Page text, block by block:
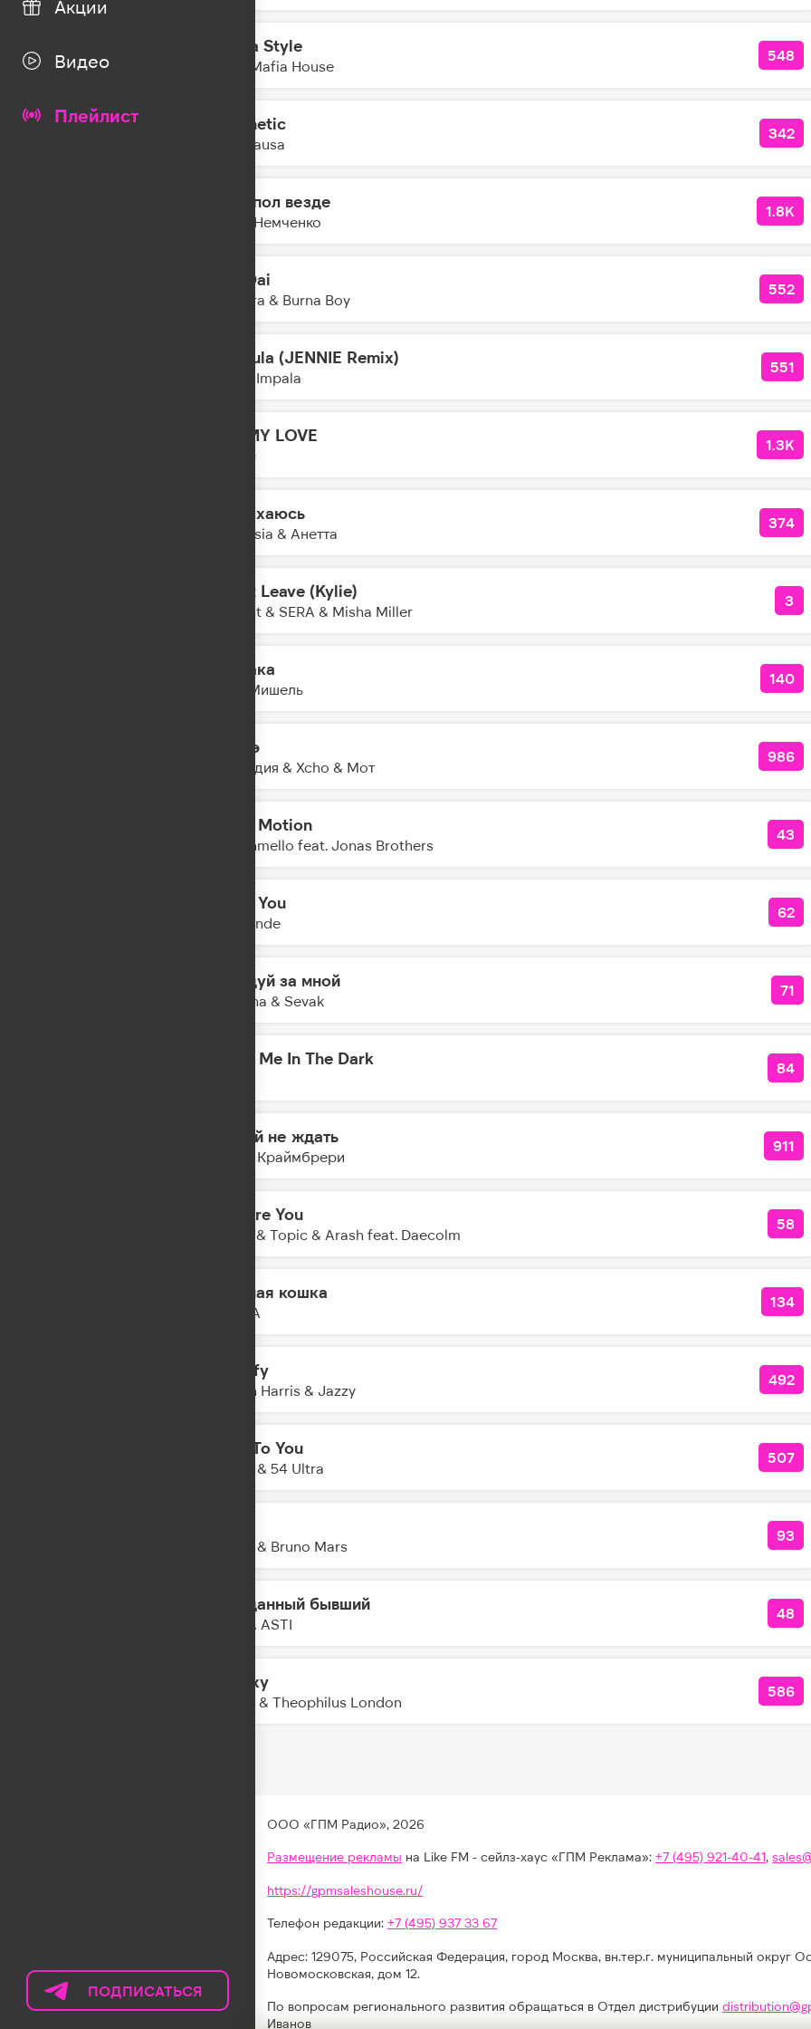
Акции
Видео
Плейлист
ПОДПИСАТЬСЯ
НА
12:43 Mafia Style
Trap Mafia House
548
Magnetic
The Bausa
342
Танцпол везде
Анна Немченко
1.8K
Dai Dai
Shakira & Burna Boy
552
Dracula (JENNIE Remix)
Tame Impala
551
OH MY LOVE
LYRIQ
1.3K
Задыхаюсь
Amnesia & Анетта
374
Don't Leave (Kylie)
Akcent & SERA & Misha Miller
3
Облака
Моя Мишель
140
Шадэ
By Индия & Xcho & Мот
986
Slow Motion
Marshmello feat. Jonas Brothers
43
Over You
Klingande
62
Следуй за мной
Gayana & Sevak
71
Meet Me In The Dark 84
Давай не ждать
Мари Краймбрери
911
I Adore You
Hugel & Topic & Arash feat. Daecolm
58
Чёрная кошка
MONA
134
Satisfy
Calvin Harris & Jazzy
492
Talk To You
Anotr & 54 Ultra
507
ROSE & Bruno Mars
93
Преданный бывший
ANNA ASTI
48
Galaxy
Kungs & Theophilus London
586
ООО «ГПМ Радио», 2026
Размещение рекламы на Like FM - сейлз-хаус «ГПМ Реклама»:+7 (495) 921-40-41,
https://gpmsaleshouse.ru/
Телефон редакции:+7 (495) 937 33 67
Адрес: 129075, Российская Федерация, город Москва, вн.тер.г. муниципальный округ
Новомосковская, дом 12.
По вопросам регионального развития обращаться в Отдел дистрибуции
Иванов